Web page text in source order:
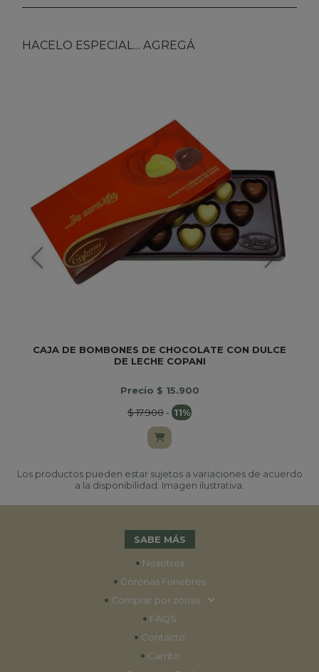
HACELO ESPECIAL... AGREGÁ
CAJA DE BOMBONES DE CHOCOLATE CON DULCE
DE LECHE COPANI
Precio $ 15.900
$ 17.900- 11%
Los productos pueden estar sujetos a variaciones de acuerdo
a la disponibilidad. Imagen ilustrativa.
SABE MÁS
• Nosotros
• Coronas Fúnebres
• Comprar por zonas
• FAQS
• Contacto
• Carrito